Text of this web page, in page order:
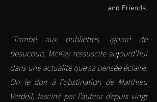
and Friends.
"Tombé aux oubliettes, ignoré de
beaucoup, McKay ressuscite aujourd’hui
dans une actualité que sa pensée éclaire.
On le doit à l’obstination de Matthieu
Verdeil, fasciné par l’auteur depuis vingt